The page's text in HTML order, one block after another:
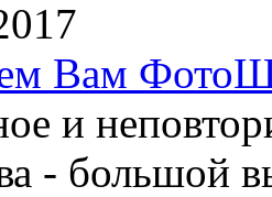
Вам
и
- большой